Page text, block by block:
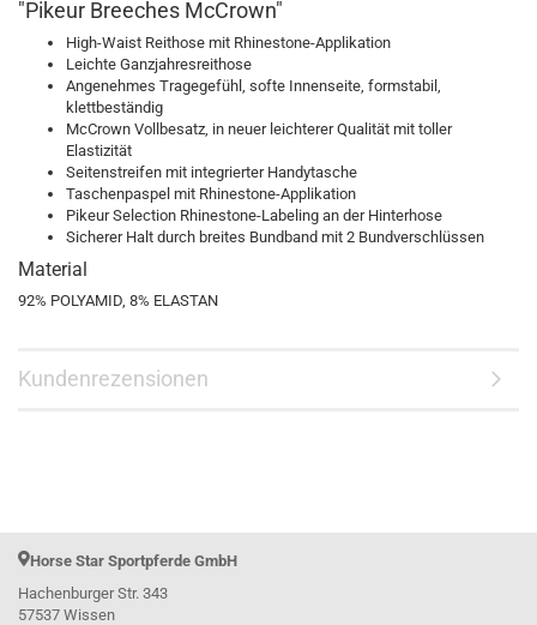
"Pikeur Breeches McCrown"
High-Waist Reithose mit Rhinestone-Applikation
Leichte Ganzjahresreithose
Angenehmes Tragegefühl, softe Innenseite, formstabil,
klettbeständig
McCrown Vollbesatz, in neuer leichterer Qualität mit toller
Elastizität
Seitenstreifen mit integrierter Handytasche
Taschenpaspel mit Rhinestone-Applikation
Pikeur Selection Rhinestone-Labeling an der Hinterhose
Sicherer Halt durch breites Bundband mit 2 Bundverschlüssen
Material
92% POLYAMID, 8% ELASTAN
Kundenrezensionen
Horse Star Sportpferde GmbH
Hachenburger Str. 343
57537 Wissen